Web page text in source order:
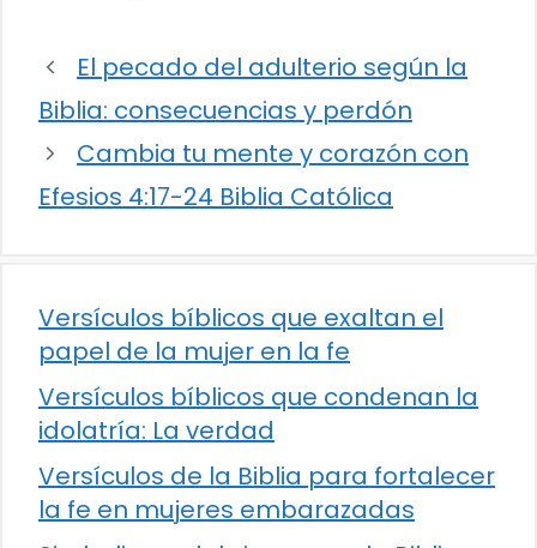
El pecado del adulterio según la
Biblia: consecuencias y perdón
Cambia tu mente y corazón con
Efesios 4:17-24 Biblia Católica
Versículos bíblicos que exaltan el
papel de la mujer en la fe
Versículos bíblicos que condenan la
idolatría: La verdad
Versículos de la Biblia para fortalecer
la fe en mujeres embarazadas